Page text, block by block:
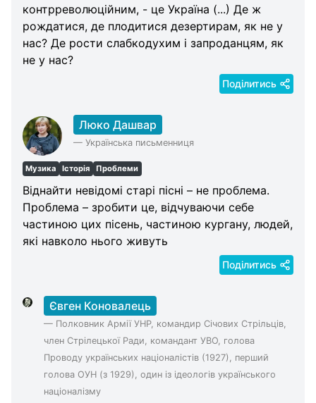
контрреволюційним, - це Україна (...) Де ж
рождатися, де плодитися дезертирам, як не у
нас? Де рости слабкодухим і запроданцям, як
не у нас?
Поділитись
Люко Дашвар
— Українська письменниця
Музика Історія Проблеми
Віднайти невідомі старі пісні – не проблема.
Проблема – зробити це, відчуваючи себе
частиною цих пісень, частиною кургану, людей,
які навколо нього живуть
Поділитись
Євген Коновалець
— Полковник Армії УНР, командир Січових Стрільців,
член Стрілецької Ради, командант УВО, голова
Проводу українських націоналістів (1927), перший
голова ОУН (з 1929), один із ідеологів українського
націоналізму